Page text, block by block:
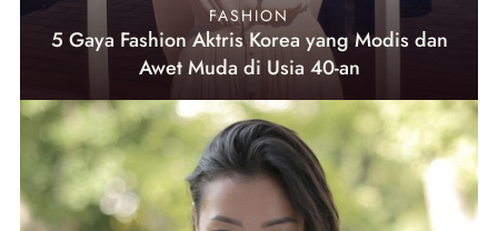
FASHION
5 Gaya Fashion Aktris Korea yang Modis dan
Awet Muda di Usia 40-an